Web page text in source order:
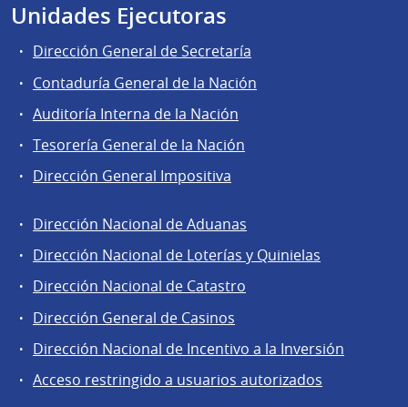
Unidades Ejecutoras
Dirección General de Secretaría
Contaduría General de la Nación
Auditoría Interna de la Nación
Tesorería General de la Nación
Dirección General Impositiva
Áreas
de
la
Dirección
General
de
Secretaría
Dirección Nacional de Aduanas
Dirección Nacional de Loterías y Quinielas
Dirección Nacional de Catastro
Dirección General de Casinos
Dirección Nacional de Incentivo a la Inversión
Acceso restringido a usuarios autorizados